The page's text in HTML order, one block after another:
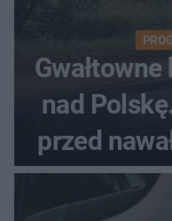
nad
przed